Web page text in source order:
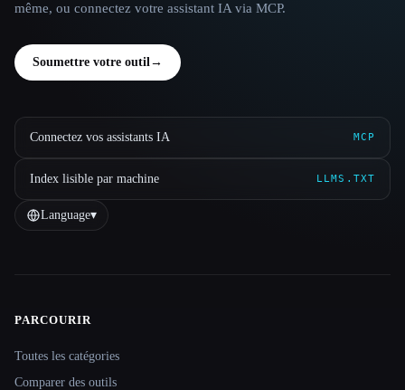
même, ou connectez votre assistant IA via MCP.
Soumettre votre outil→
Connectez vos assistants IA MCP
Index lisible par machine LLMS.TXT
Language▾
Site navigation
PARCOURIR
Toutes les catégories
Comparer des outils